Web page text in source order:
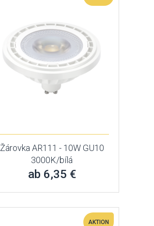
Žárovka AR111 - 10W GU10
3000K/bílá
ab 6,35 €
AKTION